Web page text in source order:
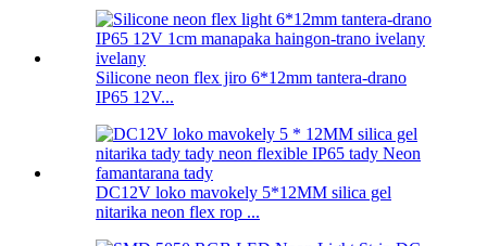
Silicone neon flex jiro 6*12mm tantera-drano
IP65 12V...
DC12V loko mavokely 5*12MM silica gel
nitarika neon flex rop ...